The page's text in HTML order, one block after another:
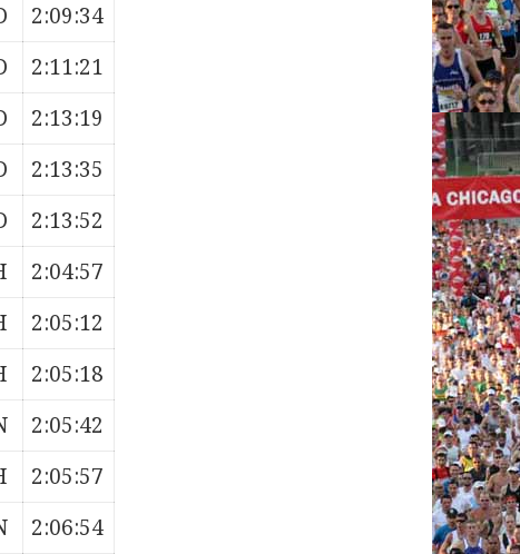
2:09:34
2:11:21
2:13:19
2:13:35
2:13:52
2:04:57
2:05:12
2:05:18
2:05:42
2:05:57
2:06:54